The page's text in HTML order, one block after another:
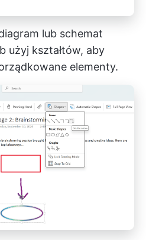
lub schemat
użyj kształtów, aby
elementy.